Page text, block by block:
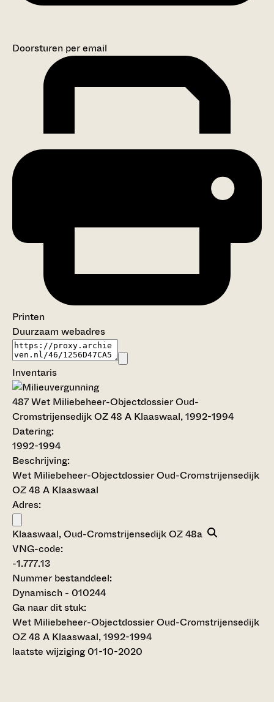
Doorsturen per email
Printen
Duurzaam webadres
Inventaris
487Wet Miliebeheer-Objectdossier Oud-
Cromstrijensedijk OZ 48 A Klaaswaal, 1992-1994
Datering:
1992-1994
Beschrijving:
Wet Miliebeheer-Objectdossier Oud-Cromstrijensedijk
OZ 48 A Klaaswaal
Adres:
Klaaswaal, Oud-Cromstrijensedijk OZ 48a
VNG-code:
-1.777.13
Nummer bestanddeel:
Dynamisch - 010244
Ga naar dit stuk:
Wet Miliebeheer-Objectdossier Oud-Cromstrijensedijk
OZ 48 A Klaaswaal, 1992-1994
laatste wijziging 01-10-2020